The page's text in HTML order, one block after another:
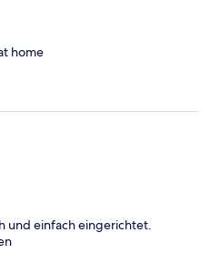
home
und einfach eingerichtet.